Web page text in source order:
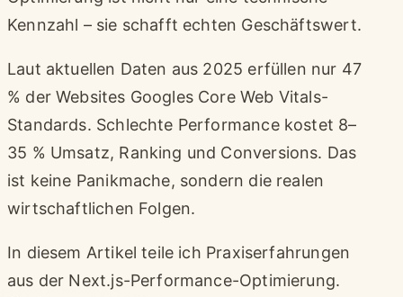
Kennzahl – sie schafft echten Geschäftswert.
Laut aktuellen Daten aus 2025 erfüllen nur 47
% der Websites Googles Core Web Vitals-
Standards. Schlechte Performance kostet 8–
35 % Umsatz, Ranking und Conversions. Das
ist keine Panikmache, sondern die realen
wirtschaftlichen Folgen.
In diesem Artikel teile ich Praxiserfahrungen
aus der Next.js-Performance-Optimierung.